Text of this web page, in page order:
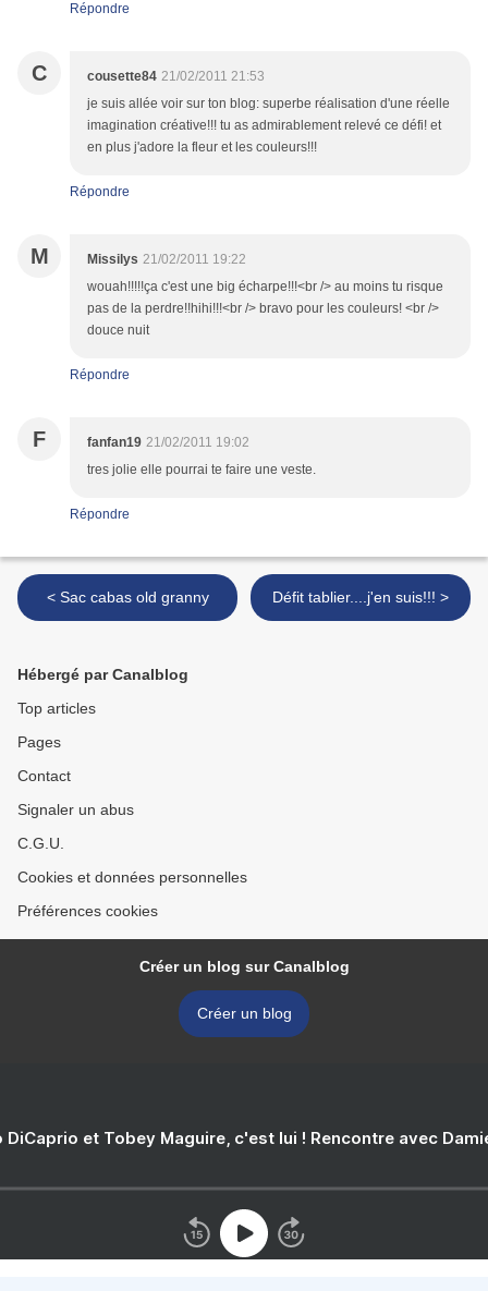
Répondre
C cousette84 21/02/2011 21:53
je suis allée voir sur ton blog: superbe réalisation d'une réelle
imagination créative!!! tu as admirablement relevé ce défi! et
en plus j'adore la fleur et les couleurs!!!
Répondre
M Missilys 21/02/2011 19:22
wouah!!!!!ça c'est une big écharpe!!!<br /> au moins tu risque
pas de la perdre!!hihi!!!<br /> bravo pour les couleurs! <br />
douce nuit
Répondre
F fanfan19 21/02/2011 19:02
tres jolie elle pourrai te faire une veste.
Répondre
< Sac cabas old granny Défit tablier....j'en suis!!! >
Hébergé par Canalblog
Top articles
Pages
Contact
Signaler un abus
C.G.U.
Cookies et données personnelles
Préférences cookies
Créer un blog sur Canalblog
Créer un blog
DiCaprio et Tobey Maguire, c'est lui ! Rencontre avec